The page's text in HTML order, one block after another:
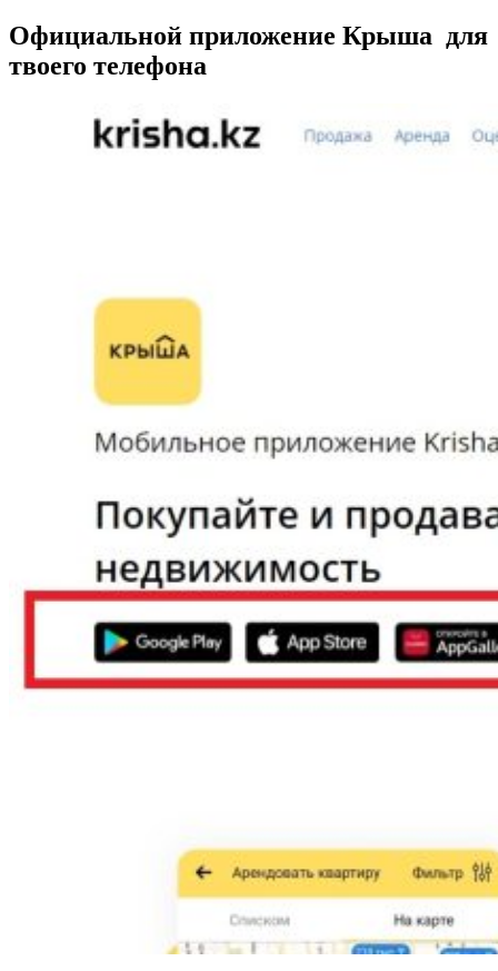
Официальной приложение Крыша для
твоего телефона